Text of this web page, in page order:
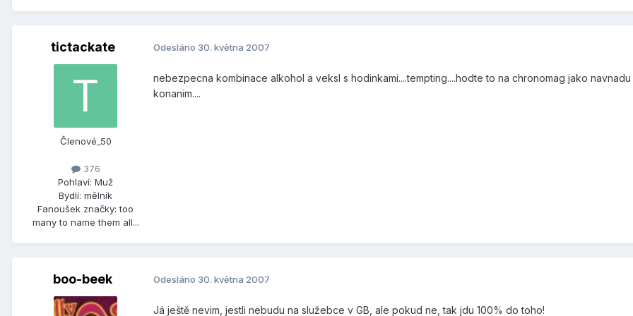
tictackate
Členové_50
376
Pohlaví: Muž
Bydlí: mělník
Fanoušek značky: too
many to name them all...
Odesláno 30. května 2007
nebezpecna kombinace alkohol a veksl s hodinkami....tempting....hodte to na chronomag jako
konanim....
boo-beek Odesláno 30. května 2007
Já ještě nevim, jestli nebudu na služebce v GB, ale pokud ne, tak jdu 100% do toho!